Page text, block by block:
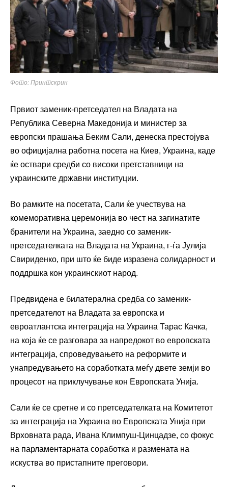
Фото: Принтскрин
Првиот заменик-претседател на Владата на
Република Северна Македонија и министер за
европски прашања Беким Сали, денеска престојува
во официјална работна посета на Киев, Украина, каде
ќе оствари средби со високи претставници на
украинските државни институции.
Во рамките на посетата, Сали ќе учествува на
комеморативна церемонија во чест на загинатите
бранители на Украина, заедно со заменик-
претседателката на Владата на Украина, г-ѓа Јулија
Свириденко, при што ќе биде изразена солидарност и
поддршка кон украинскиот народ.
Предвидена е билатерална средба со заменик-
претседателот на Владата за европска и
евроатлантска интеграција на Украина Тарас Качка,
на која ќе се разговара за напредокот во европската
интеграција, спроведувањето на реформите и
унапредувањето на соработката меѓу двете земји во
процесот на приклучување кон Европската Унија.
Сали ќе се сретне и со претседателката на Комитетот
за интеграција на Украина во Европската Унија при
Врховната рада, Ивана Климпуш-Цинцадзе, со фокус
на парламентарната соработка и размената на
искуства во пристапните преговори.